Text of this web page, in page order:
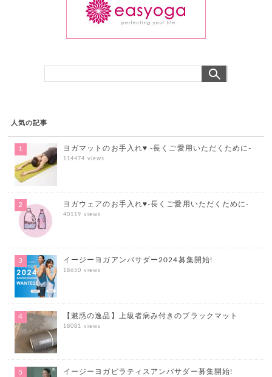
人気の記事
ヨガマットのお手入れ♥ -長くご愛用いただくために-
114474 views
ヨガウェアのお手入れ♥-長くご愛用いただくために-
40119 views
イージーヨガアンバサダー2024募集開始!
18650 views
【魅惑の逸品】上級者病み付きのブラックマット
18081 views
イージーヨガピラティスアンバサダー募集開始!